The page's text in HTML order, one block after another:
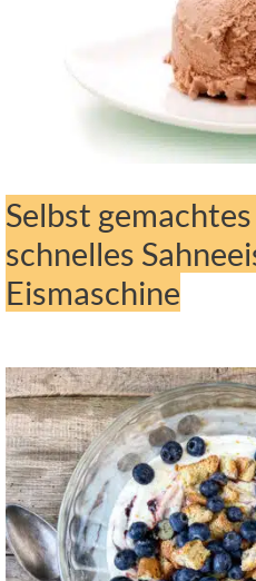
Selbst
schnelles
Eismaschine